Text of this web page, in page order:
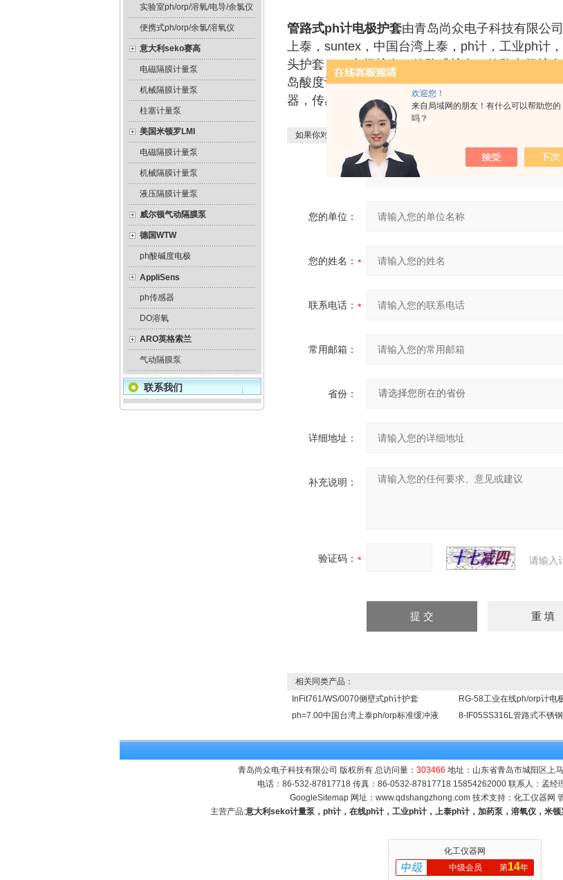
欢迎您！
来自局域网的朋友！有什么可以帮助您的
吗？
实验室ph/orp/溶氧/电导/余氯仪
便携式ph/orp/余氯/溶氧仪
意大利seko赛高
电磁隔膜计量泵
机械隔膜计量泵
柱塞计量泵
美国米顿罗LMI
电磁隔膜计量泵
机械隔膜计量泵
液压隔膜计量泵
威尔顿气动隔膜泵
德国WTW
ph酸碱度电极
AppliSens
ph传感器
DO溶氧
ARO英格索兰
气动隔膜泵
联系我们
管路式ph计电极护套由青岛尚众电子科技有限公
上泰，suntex，中国台湾上泰，ph计，工业ph计
头护套，ph电极护套，管路式护套，管路电极护
岛酸度计，青岛在线ph计，青岛工业ph计，ph酸
器，传感器护套，管道护套，管道安装护套
如果你对 8-IF03管路式ph计电极护套 感兴趣，想了解更详细的产品信息
产品：
您的单位：
您的姓名：
联系电话：
常用邮箱：
省份：
详细地址：
补充说明：
验证码： 请输入
相关同类产品：
InFit761/WS/0070侧壁式ph计护套
RG-58工业在线ph/orp计电
ph=7.00中国台湾上泰ph/orp标准缓冲液
8-IF05SS316L管路式不锈
青岛尚众电子科技有限公司 版权所有 总访问量： 303466 地址：山东省青岛市城阳区上
电话：86-532-87817718 传真：86-0532-87817718 15854262000 联系人：孟经
GoogleSitemap 网址： www.qdshangzhong.com 技术支持： 化工仪器网
主营产品:意大利seko计量泵，ph计，在线ph计，工业ph计，上泰ph计，加药泵，溶氧仪，米
化工仪器网
中级会员
第14年